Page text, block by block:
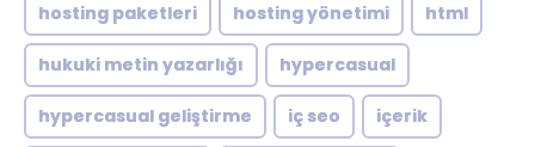
hosting paketleri hosting yönetimi html
hukuki metin yazarlığı hypercasual
hypercasual geliştirme iç seo içerik